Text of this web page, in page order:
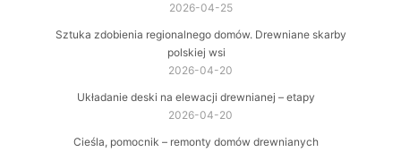
2026-04-25
Sztuka zdobienia regionalnego domów. Drewniane skarby
polskiej wsi
2026-04-20
Układanie deski na elewacji drewnianej – etapy
2026-04-20
Cieśla, pomocnik – remonty domów drewnianych